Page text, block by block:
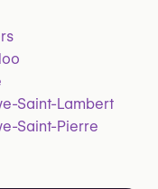
Saint-Lambert
Saint-Pierre